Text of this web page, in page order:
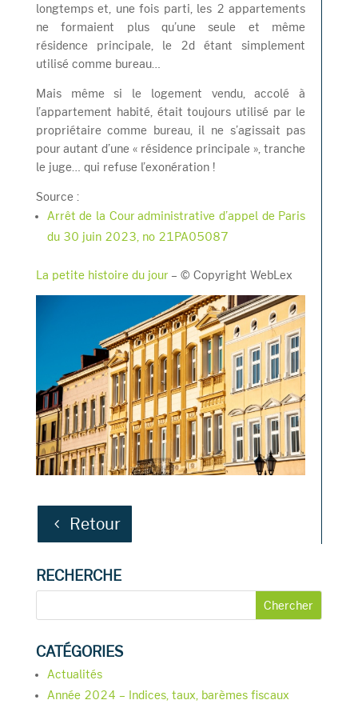
longtemps et, une fois parti, les 2 appartements
ne formaient plus qu’une seule et même
résidence principale, le 2d étant simplement
utilisé comme bureau…
Mais même si le logement vendu, accolé à
l’appartement habité, était toujours utilisé par le
propriétaire comme bureau, il ne s’agissait pas
pour autant d’une « résidence principale », tranche
le juge… qui refuse l’exonération !
Source :
Arrêt de la Cour administrative d’appel de Paris
du 30 juin 2023, no 21PA05087
La petite histoire du jour– © Copyright WebLex
Retour
RECHERCHE
CATÉGORIES
Actualités
Année 2024 – Indices, taux, barèmes fiscaux